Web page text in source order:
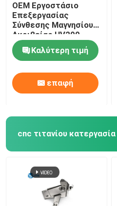
OEM Εργοστάσιο
Επεξεργασίας
Σύνθεσης Μαγνησίου
Ακριβείας HV200 -
HV350
Καλύτερη τιμή
επαφή
cnc τιτανίου κατεργασία